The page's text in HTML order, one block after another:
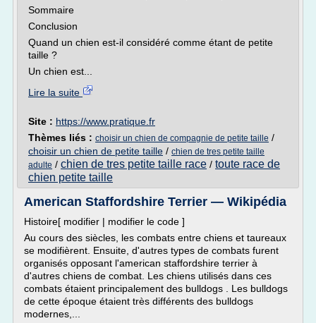
Sommaire
Conclusion
Quand un chien est-il considéré comme étant de petite
taille ?
Un chien est...
Lire la suite
Site : https://www.pratique.fr
Thèmes liés : choisir un chien de compagnie de petite taille /
choisir un chien de petite taille / chien de tres petite taille
adulte / chien de tres petite taille race / toute race de
chien petite taille
American Staffordshire Terrier — Wikipédia
Histoire[ modifier | modifier le code ]
Au cours des siècles, les combats entre chiens et taureaux
se modifièrent. Ensuite, d'autres types de combats furent
organisés opposant l'american staffordshire terrier à
d'autres chiens de combat. Les chiens utilisés dans ces
combats étaient principalement des bulldogs . Les bulldogs
de cette époque étaient très différents des bulldogs
modernes,...